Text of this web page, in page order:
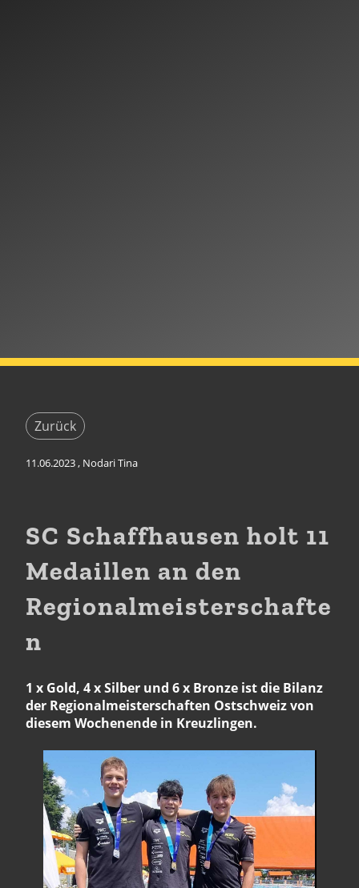
Zurück
11.06.2023, Nodari Tina
SC Schaffhausen holt 11
Medaillen an den
Regionalmeisterschafte
n
1 x Gold, 4 x Silber und 6 x Bronze ist die Bilanz
der Regionalmeisterschaften Ostschweiz von
diesem Wochenende in Kreuzlingen.